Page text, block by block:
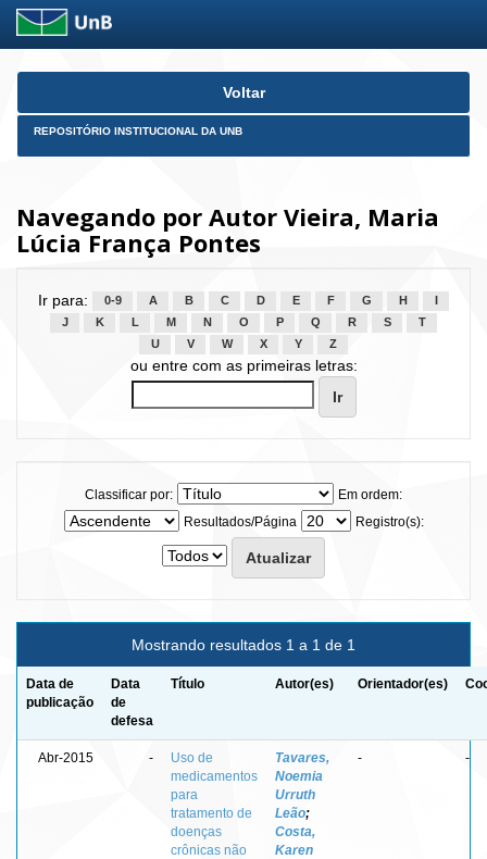
Skip
Voltar
REPOSITÓRIO INSTITUCIONAL DA UNB
Navegando por Autor Vieira, Maria
Lúcia França Pontes
Ir para: 0-9 A B C D E F G H
J
K L M N O P Q R S
T
U
V W X Y Z
ou entre com as primeiras letras:
Classificar por:
Em ordem:
Resultados/Página
Registro(s):
Mostrando resultados 1 a 1 de 1
Data de
publicação
Data
de
defesa
Título Autor(es) Orientador(es)
Abr-2015 -
Uso de
medicamentos
para
tratamento de
doenças
crônicas não
Tavares,
Noemia
Urruth
Leão;
Costa,
Karen
- -